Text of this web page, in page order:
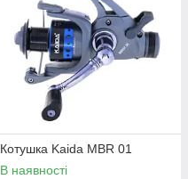
Котушка Kaida MBR 01
В наявності